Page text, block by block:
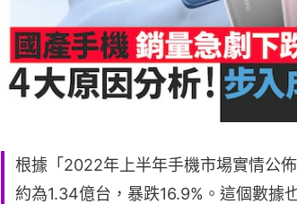
根據「2022年上半年手機市場實情公
約為1.34億台，暴跌16.9%。這個數據